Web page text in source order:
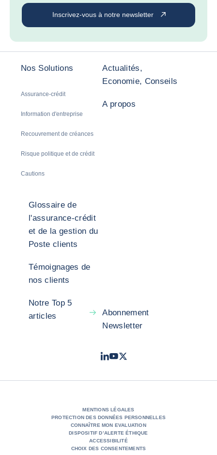
Inscrivez-vous à notre newsletter
Nos Solutions
Assurance-crédit
Information d'entreprise
Recouvrement de créances
Risque politique et de crédit
Cautions
Actualités,
Economie, Conseils
A propos
Glossaire de
l'assurance-crédit
et de la gestion du
Poste clients
Témoignages de
nos clients
Notre Top 5
articles
Abonnement
Newsletter
LinkedIn
Youtube
X - Twitter
MENTIONS LÉGALES
PROTECTION DES DONNÉES PERSONNELLES
CONNAÎTRE MON EVALUATION
DISPOSITIF D’ALERTE ÉTHIQUE
ACCESSIBILITÉ
CHOIX DES CONSENTEMENTS